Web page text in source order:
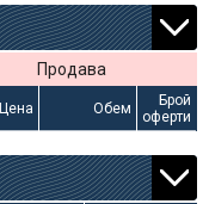
Продава
Цена Обем
Брой
оферти